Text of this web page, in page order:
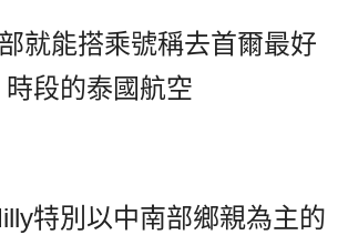
就能搭乘號稱去首爾最好
時段的泰國航空
特別以中南部鄉親為主的